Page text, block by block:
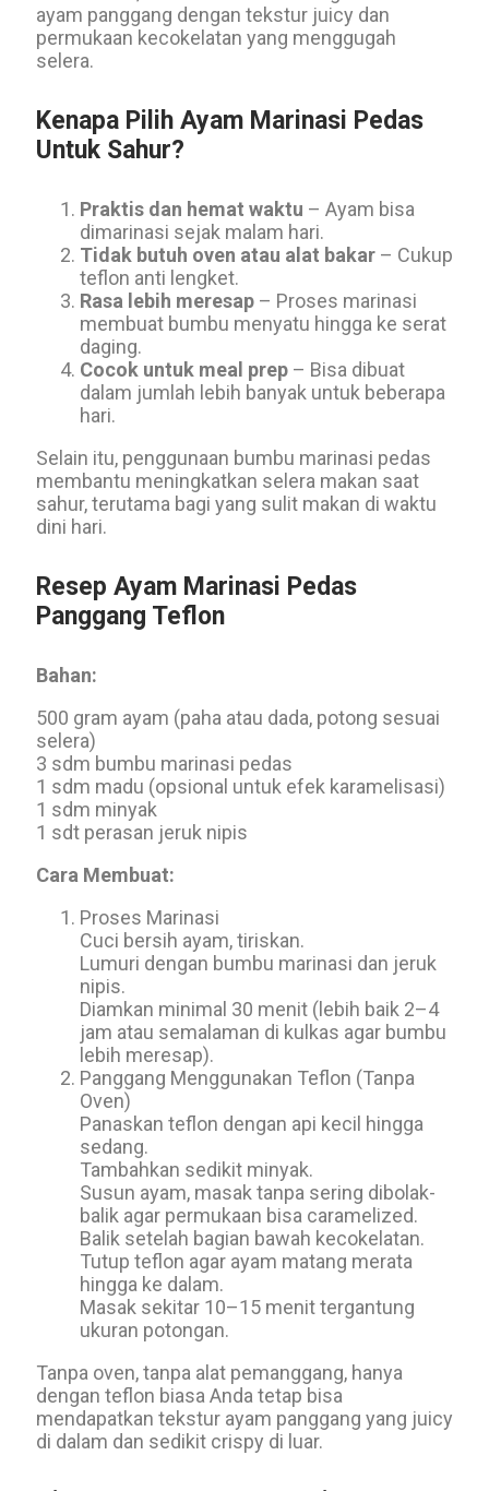
ayam panggang dengan tekstur juicy dan
permukaan kecokelatan yang menggugah
selera.
Kenapa Pilih Ayam Marinasi Pedas
Untuk Sahur?
Praktis dan hemat waktu – Ayam bisa
dimarinasi sejak malam hari.
Tidak butuh oven atau alat bakar – Cukup
teflon anti lengket.
Rasa lebih meresap – Proses marinasi
membuat bumbu menyatu hingga ke serat
daging.
Cocok untuk meal prep – Bisa dibuat
dalam jumlah lebih banyak untuk beberapa
hari.
Selain itu, penggunaan bumbu marinasi pedas
membantu meningkatkan selera makan saat
sahur, terutama bagi yang sulit makan di waktu
dini hari.
Resep Ayam Marinasi Pedas
Panggang Teflon
Bahan:
500 gram ayam (paha atau dada, potong sesuai
selera)
3 sdm bumbu marinasi pedas
1 sdm madu (opsional untuk efek karamelisasi)
1 sdm minyak
1 sdt perasan jeruk nipis
Cara Membuat:
Proses Marinasi
Cuci bersih ayam, tiriskan.
Lumuri dengan bumbu marinasi dan jeruk
nipis.
Diamkan minimal 30 menit (lebih baik 2–4
jam atau semalaman di kulkas agar bumbu
lebih meresap).
Panggang Menggunakan Teflon (Tanpa
Oven)
Panaskan teflon dengan api kecil hingga
sedang.
Tambahkan sedikit minyak.
Susun ayam, masak tanpa sering dibolak-
balik agar permukaan bisa caramelized.
Balik setelah bagian bawah kecokelatan.
Tutup teflon agar ayam matang merata
hingga ke dalam.
Masak sekitar 10–15 menit tergantung
ukuran potongan.
Tanpa oven, tanpa alat pemanggang, hanya
dengan teflon biasa Anda tetap bisa
mendapatkan tekstur ayam panggang yang juicy
di dalam dan sedikit crispy di luar.